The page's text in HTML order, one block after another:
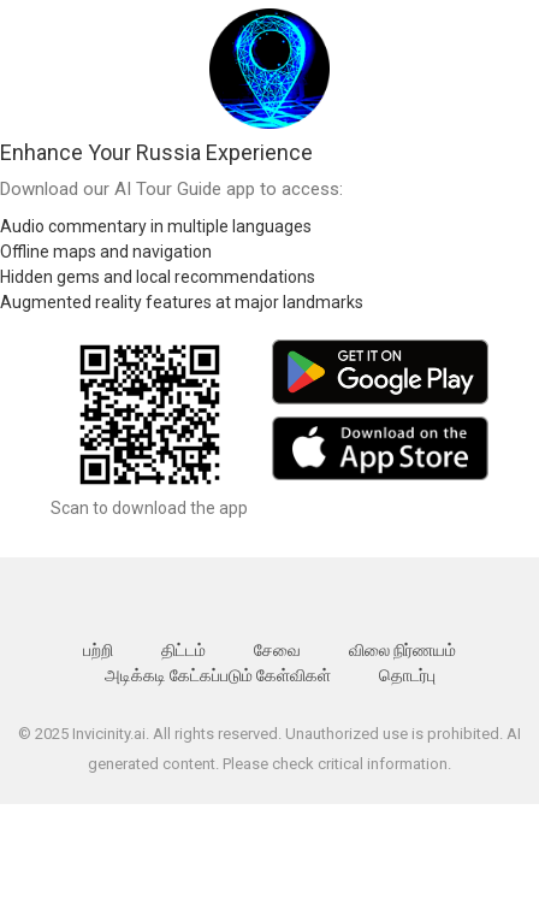
Enhance Your Russia Experience
Download our AI Tour Guide app to access:
Audio commentary in multiple languages
Offline maps and navigation
Hidden gems and local recommendations
Augmented reality features at major landmarks
Scan to download the app
பற்றி திட்டம் சேவை
விலை நிர்ணயம்
அடிக்கடி கேட்கப்படும் கேள்விகள்
தொடர்பு
© 2025 Invicinity.ai. All rights reserved. Unauthorized use is prohibited. AI
generated content. Please check critical information.